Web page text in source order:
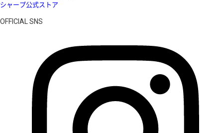
シャープ公式ストア
OFFICIAL SNS